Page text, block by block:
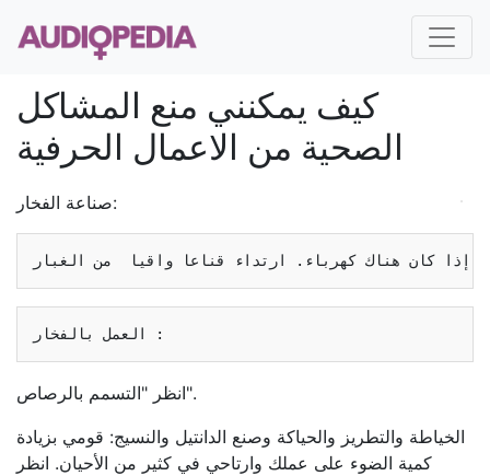
كيف يمكنني منع المشاكل
الصحية من الاعمال الحرفية
صناعة الفخار:
انظر "التسمم بالرصاص".
الخياطة والتطريز والحياكة وصنع الدانتيل والنسيج: قومي بزيادة
كمية الضوء على عملك وارتاحي في كثير من الأحيان. انظر